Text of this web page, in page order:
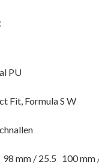
PU
Fit, Formula S W
98 mm / 25.5 100